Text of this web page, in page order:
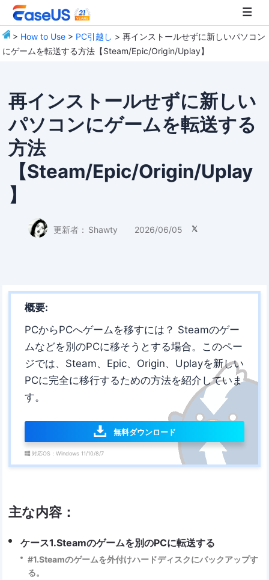
> How to Use > PC引越し > 再インストールせずに新しいパソコン
にゲームを転送する方法【Steam/Epic/Origin/Uplay】
再インストールせずに新しい
パソコンにゲームを転送する
方法
【Steam/Epic/Origin/Uplay
】
更新者： Shawty 2026/06/05 
概要:
PCからPCへゲームを移すには？ Steamのゲー
ムなどを別のPCに移そうとする場合。このペー
ジでは、Steam、Epic、Origin、Uplayを新しい
PCに完全に移行するための方法を紹介していま
す。
無料ダウンロード
対応OS：Windows 11/10/8/7
主な内容：
ケース1.Steamのゲームを別のPCに転送する
#1.Steamのゲームを外付けハードディスクにバックアップす
る。